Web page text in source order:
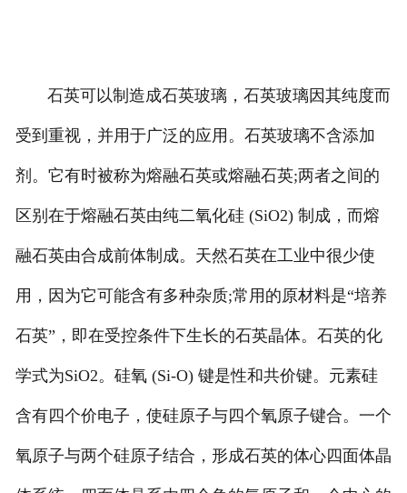
石英可以制造成石英玻璃，石英玻璃因其纯度而
受到重视，并用于广泛的应用。石英玻璃不含添加
剂。它有时被称为熔融石英或熔融石英;两者之间的
区别在于熔融石英由纯二氧化硅 (SiO2) 制成，而熔
融石英由合成前体制成。天然石英在工业中很少使
用，因为它可能含有多种杂质;常用的原材料是“培养
石英”，即在受控条件下生长的石英晶体。石英的化
学式为SiO2。硅氧 (Si-O) 键是性和共价键。元素硅
含有四个价电子，使硅原子与四个氧原子键合。一个
氧原子与两个硅原子结合，形成石英的体心四面体晶